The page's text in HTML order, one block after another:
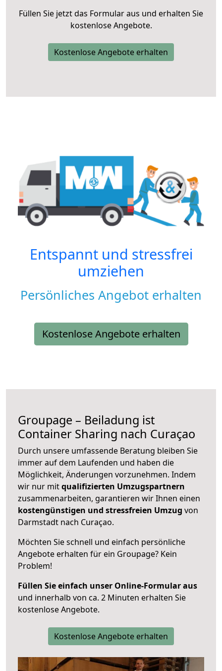
Füllen Sie jetzt das Formular aus und erhalten Sie
kostenlose Angebote.
Kostenlose Angebote erhalten
Entspannt und stressfrei
umziehen
Persönliches Angebot erhalten
Kostenlose Angebote erhalten
Groupage – Beiladung ist
Container Sharing nach Curaçao
Durch unsere umfassende Beratung bleiben Sie
immer auf dem Laufenden und haben die
Möglichkeit, Änderungen vorzunehmen. Indem
wir nur mitqualifizierten Umzugspartnern
zusammenarbeiten, garantieren wir Ihnen einen
kostengünstigen und stressfreien Umzug von
Darmstadt nach Curaçao.
Möchten Sie schnell und einfach persönliche
Angebote erhalten für ein Groupage? Kein
Problem!
Füllen Sie einfach unser Online-Formular aus
und innerhalb von ca. 2 Minuten erhalten Sie
kostenlose Angebote.
Kostenlose Angebote erhalten